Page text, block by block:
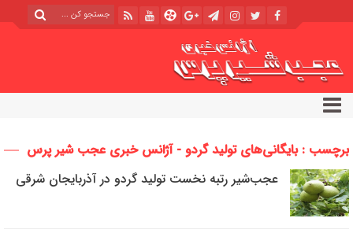
برچسب : بایگانی‌های تولید گردو - آژانس خبری عجب شیر پرس
عجب‌شیر رتبه نخست تولید گردو در آذربایجان شرقی